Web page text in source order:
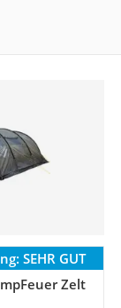
SEHR GUT
Zelt